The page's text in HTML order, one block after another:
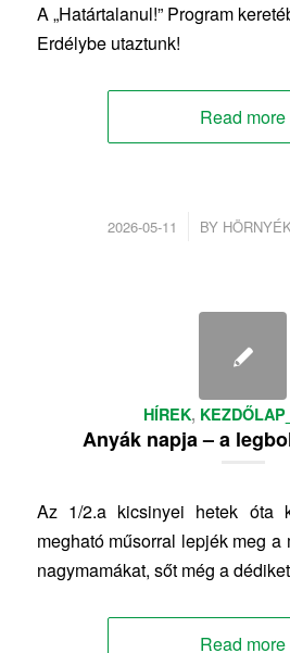
A „Határtalanul!” Program
Erdélybe utaztunk!
Read more
2026-05-11
/ BY
HÍREK,
Anyák napja – a
Az 1/2.a kicsinyei hetek óta
megható műsorral lepjék meg a
nagymamákat, sőt még a
Read more